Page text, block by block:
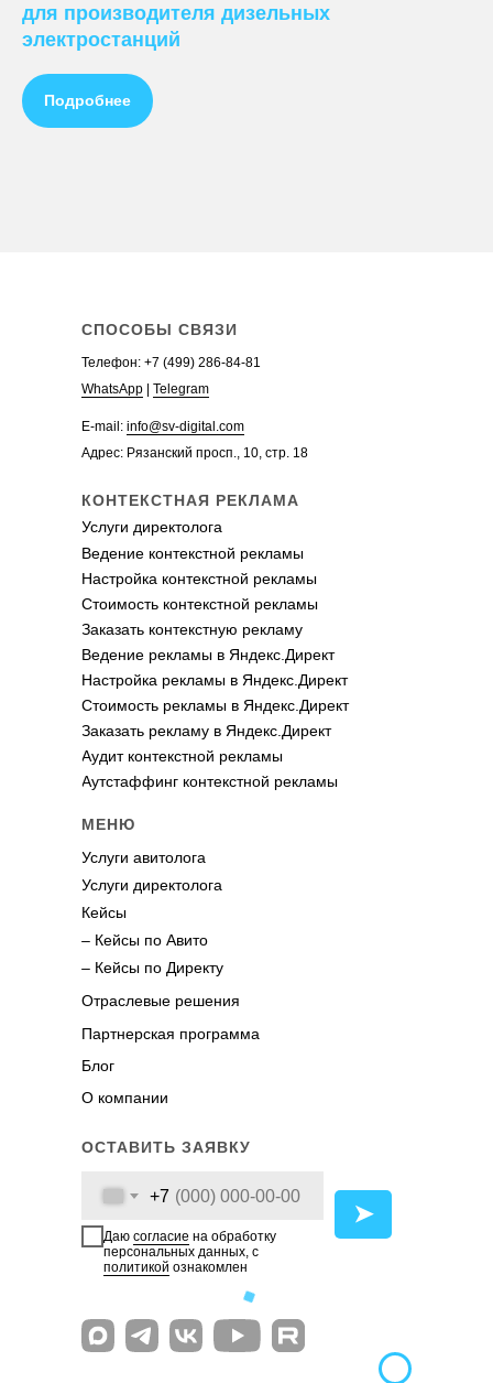
для производителя дизельных
электростанций
Подробнее
+7
Даю согласие на обработку
персональных данных, с
политикой ознакомлен
ОСТАВИТЬ ЗАЯВКУ
➤
СПОСОБЫ СВЯЗИ
Телефон: +7 (499) 286-84-81
WhatsApp
Telegram
E-mail: info@sv-digital.com
Адрес: Рязанский просп., 10, стр. 18
Стоимость контекстной рекламы
Заказать контекстную рекламу
Ведение рекламы в Яндекс.Директ
Настройка рекламы в Яндекс.Директ
Стоимость рекламы в Яндекс.Директ
Аутстаффинг контекстной рекламы
МЕНЮ
Кейсы
Отраслевые решения
Блог
Партнерская программа
О компании
Услуги авитолога
Услуги директолога
– Кейсы по Авито
– Кейсы по Директу
КОНТЕКСТНАЯ РЕКЛАМА
Настройка контекстной рекламы
Ведение рекламы в Яндекс.Директ
Стоимость рекламы в Яндекс.Директ
Настройка рекламы в Яндекс.Директ
Заказать рекламу в Яндекс.Директ
Аудит контекстной рекламы
Услуги директолога
Ведение контекстной рекламы
Стоимость контекстной рекламы
Заказать контекстную рекламу